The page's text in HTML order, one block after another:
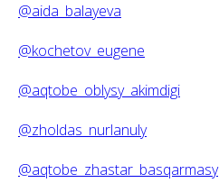
@aida_balayeva
@kochetov_eugene
@aqtobe_oblysy_akimdigi
@zholdas_nurlanuly
@aqtobe_zhastar_basqarmasy